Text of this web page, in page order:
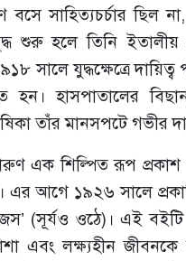
সাহিত্যচর্চার ছিল
শুরু হলে তিনি ইতালীয়
সালে যুদ্ধক্ষেত্রে
হাসপাতালের
তাঁর মানসপটে গভীর
দারুণ এক শিল্পিত রূপ
এর আগে ১৯২৬ সালে
(সূর্যও ওঠে)। এই বইটি
এবং লক্ষ্যহীন